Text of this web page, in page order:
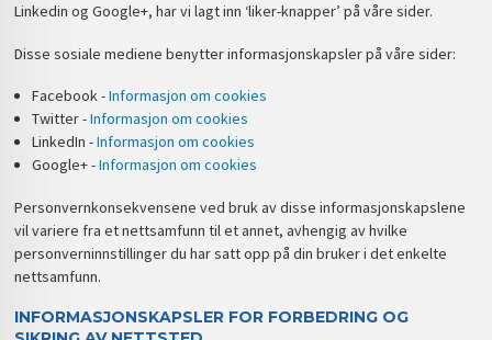
Linkedin og Google+, har vi lagt inn ‘liker-knapper’ på våre sider.
Disse sosiale mediene benytter informasjonskapsler på våre sider:
Facebook -Informasjon om cookies
Twitter -Informasjon om cookies
LinkedIn -Informasjon om cookies
Google+ -Informasjon om cookies
Personvernkonsekvensene ved bruk av disse informasjonskapslene
vil variere fra et nettsamfunn til et annet, avhengig av hvilke
personverninnstillinger du har satt opp på din bruker i det enkelte
nettsamfunn.
INFORMASJONSKAPSLER FOR FORBEDRING OG